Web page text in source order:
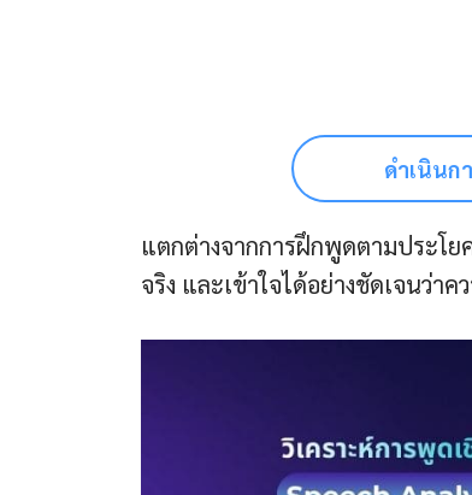
ดำเนินก
แตกต่างจากการฝึกพูดตามประโ
จริง และเข้าใจได้อย่างชัดเจนว่